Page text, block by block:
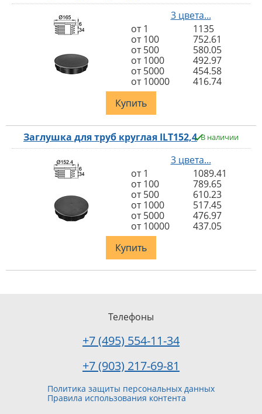
3 цвета...
от 1
1135
от 100
752.61
от 500
580.05
от 1000
492.97
от 5000
454.58
от 10000
416.74
Купить
Заглушка для труб круглая ILT152,4 В наличии
3 цвета...
от 1
1089.41
от 100
789.65
от 500
610.23
от 1000
517.45
от 5000
476.97
от 10000
437.05
Купить
Политика защиты персональных данных
Правила использования контента
Телефоны
+7 (495) 554-11-34
+7 (903) 217-69-81